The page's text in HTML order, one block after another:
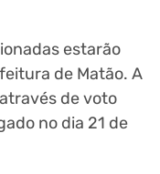
estarão
de Matão. A
de voto
no dia 21 de